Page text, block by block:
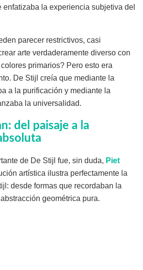
enfatizaba la experiencia subjetiva del
parecer restrictivos, casi
arte verdaderamente diverso con
primarios? Pero esto era
De Stijl creía que mediante la
a la purificación y mediante la
la universalidad.
del paisaje a la
de De Stijl fue, sin duda, Piet
artística ilustra perfectamente la
desde formas que recordaban la
geométrica pura.